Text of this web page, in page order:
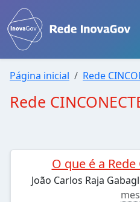
Página inicial Rede
Rede
O que é a Rede
João Carlos Raja